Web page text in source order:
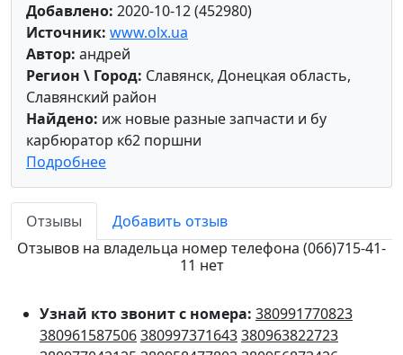
Добавлено: 2020-10-12 (452980)
Источник: www.olx.ua
Автор: андрей
Регион \ Город: Славянск, Донецкая область,
Славянский район
Найдено: иж новые разные запчасти и бу
карбюратор к62 поршни
Подробнее
Отзывы
Добавить отзыв
Отзывов на владельца номер телефона (066)715-41-
11 нет
Узнай кто звонит с номера: 380991770823
380961587506380997371643380963822723